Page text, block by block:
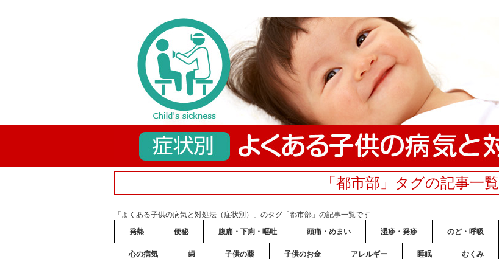
「都市部」タグの記事一覧
「よくある子供の病気と対処法（症状別）」のタグ「都市部」の記事一覧です
発熱
便秘 腹痛・下痢・嘔吐 頭痛・めまい 湿疹・発疹 のど・呼吸
心の病気 歯 子供の薬 子供のお金 アレルギー 睡眠 むくみ